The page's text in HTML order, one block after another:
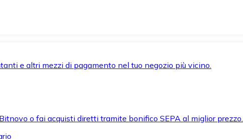
e altri mezzi di pagamento nel tuo negozio più vicino.
o fai acquisti diretti tramite bonifico SEPA al miglior prezzo.